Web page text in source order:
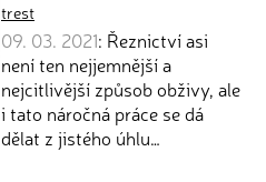
trest
09. 03. 2021: Řeznictví asi
není ten nejjemnější a
nejcitlivější způsob obživy, ale
i tato náročná práce se dá
dělat z jistého úhlu…